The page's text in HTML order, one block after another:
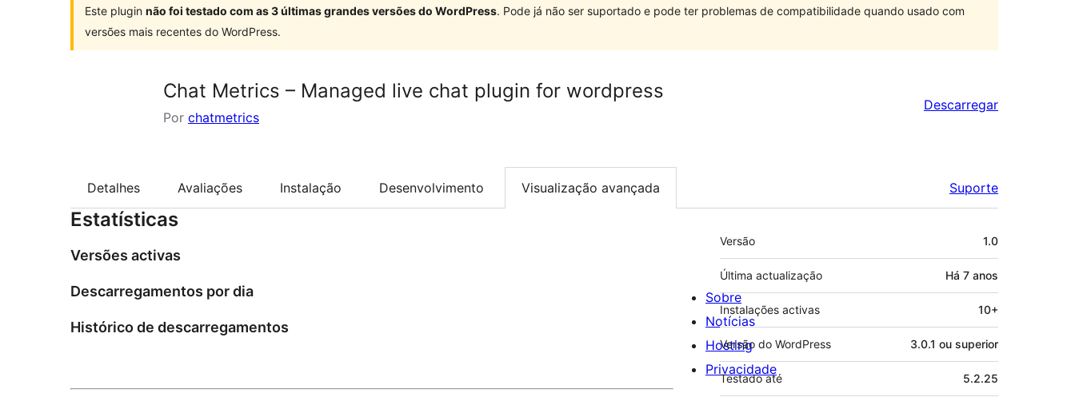
Este plugin não foi testado com as 3 últimas grandes versões do WordPress. Pode já não ser suportado e pode ter problemas de compatibilidade quando usado com
versões mais recentes do WordPress.
Chat Metrics – Managed live chat plugin for wordpress
Por chatmetrics
Descarregar
Detalhes Avaliações Instalação Desenvolvimento Visualização avançada Suporte
Estatísticas
Versões activas
Descarregamentos por dia
Histórico de descarregamentos
Metadados
Versão 1.0
Última actualização Há 7 anos
Instalações activas 10+
Versão do WordPress 3.0.1 ou superior
Testado até 5.2.25
Sobre
Notícias
Hosting
Privacidade